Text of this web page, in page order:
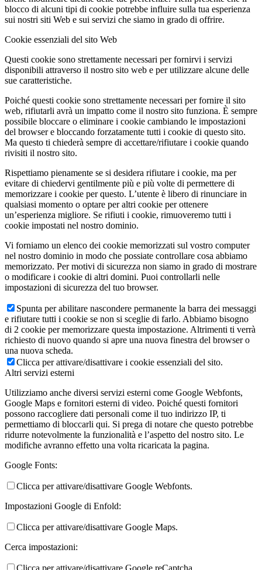
blocco di alcuni tipi di cookie potrebbe influire sulla tua esperienza
sui nostri siti Web e sui servizi che siamo in grado di offrire.
Cookie essenziali del sito Web
Questi cookie sono strettamente necessari per fornirvi i servizi
disponibili attraverso il nostro sito web e per utilizzare alcune delle
sue caratteristiche.
Poiché questi cookie sono strettamente necessari per fornire il sito
web, rifiutarli avrà un impatto come il nostro sito funziona. È sempre
possibile bloccare o eliminare i cookie cambiando le impostazioni
del browser e bloccando forzatamente tutti i cookie di questo sito.
Ma questo ti chiederà sempre di accettare/rifiutare i cookie quando
rivisiti il nostro sito.
Rispettiamo pienamente se si desidera rifiutare i cookie, ma per
evitare di chiedervi gentilmente più e più volte di permettere di
memorizzare i cookie per questo. L’utente è libero di rinunciare in
qualsiasi momento o optare per altri cookie per ottenere
un’esperienza migliore. Se rifiuti i cookie, rimuoveremo tutti i
cookie impostati nel nostro dominio.
Vi forniamo un elenco dei cookie memorizzati sul vostro computer
nel nostro dominio in modo che possiate controllare cosa abbiamo
memorizzato. Per motivi di sicurezza non siamo in grado di mostrare
o modificare i cookie di altri domini. Puoi controllarli nelle
impostazioni di sicurezza del tuo browser.
Spunta per abilitare nascondere permanente la barra dei messaggi
e rifiutare tutti i cookie se non si sceglie di farlo. Abbiamo bisogno
di 2 cookie per memorizzare questa impostazione. Altrimenti ti verrà
richiesto di nuovo quando si apre una nuova finestra del browser o
una nuova scheda.
Clicca per attivare/disattivare i cookie essenziali del sito.
Altri servizi esterni
Utilizziamo anche diversi servizi esterni come Google Webfonts,
Google Maps e fornitori esterni di video. Poiché questi fornitori
possono raccogliere dati personali come il tuo indirizzo IP, ti
permettiamo di bloccarli qui. Si prega di notare che questo potrebbe
ridurre notevolmente la funzionalità e l’aspetto del nostro sito. Le
modifiche avranno effetto una volta ricaricata la pagina.
Google Fonts:
Clicca per attivare/disattivare Google Webfonts.
Impostazioni Google di Enfold:
Clicca per attivare/disattivare Google Maps.
Cerca impostazioni:
Clicca per attivare/disattivare Google reCaptcha.